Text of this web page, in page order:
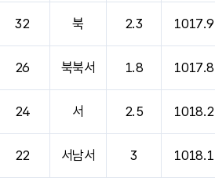
32 북 2.3 1017.9
26 북북서 1.8 1017.8
24 서 2.5 1018.2
22 서남서 3 1018.1